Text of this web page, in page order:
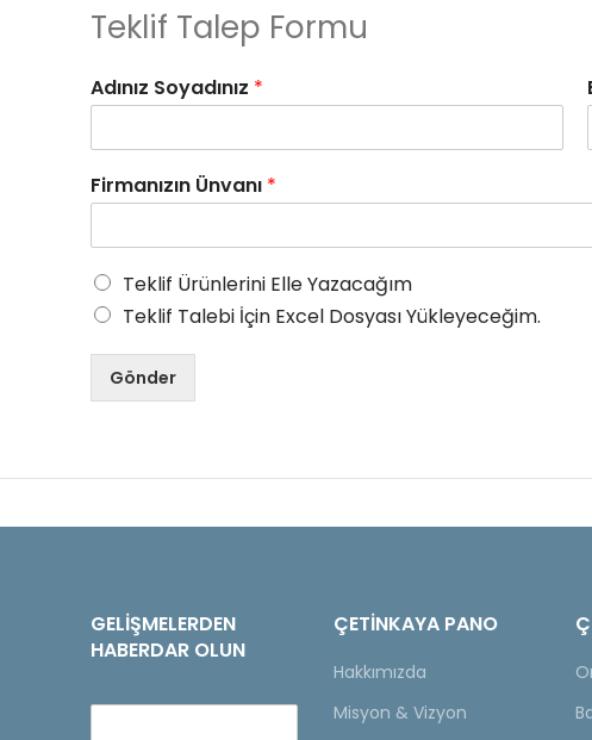
Teklif Talep Formu
Adınız Soyadınız *
Firmanızın Ünvanı *
Teklif Ürünlerini Elle Yazacağım
Teklif Talebi İçin Excel Dosyası Yükleyeceğim.
Gönder
GELIŞMELERDEN
HABERDAR OLUN
ÇETINKAYA PANO
Hakkımızda
Misyon & Vizyon